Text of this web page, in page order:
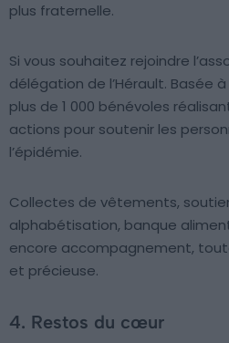
plus fraternelle.
Si vous souhaitez rejoindre
délégation de l’Hérault. Basée
plus de 1 000 bénévoles
actions pour soutenir les
l’épidémie.
Collectes de vêtements,
alphabétisation, banque
encore accompagnement,
et précieuse.
4. Restos du cœur